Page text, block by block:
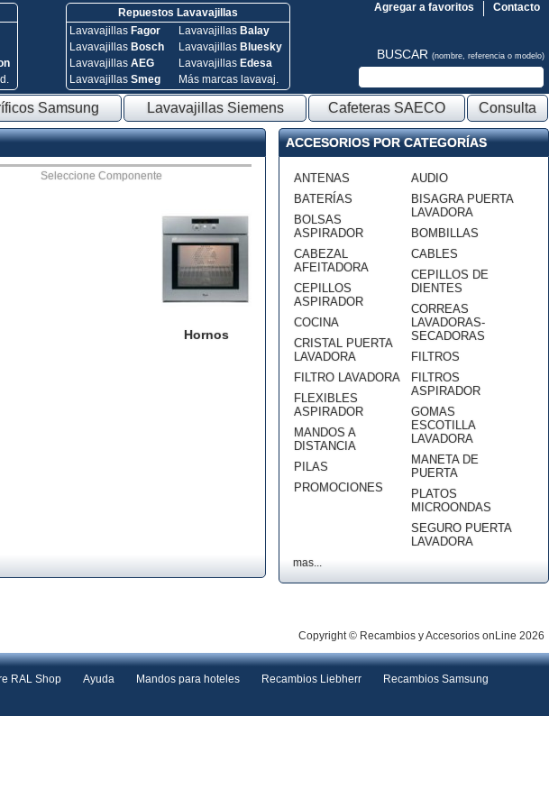
Repuestos Lavavajillas
Lavavajillas Fagor
Lavavajillas Bosch
Lavavajillas AEG
Lavavajillas Smeg
Lavavajillas Balay
Lavavajillas Bluesky
Lavavajillas Edesa
Más marcas lavavaj.
Contacto
Agregar a favoritos
BUSCAR (nombre, referencia o modelo)
Samsung Lavavajillas Siemens Cafeteras SAECO Consulta
Seleccione Componente
Hornos
ACCESORIOS POR CATEGORÍAS
ANTENAS
BATERÍAS
BOLSAS
ASPIRADOR
CABEZAL
AFEITADORA
CEPILLOS
ASPIRADOR
COCINA
CRISTAL PUERTA
LAVADORA
FILTRO LAVADORA
FLEXIBLES
ASPIRADOR
MANDOS A
DISTANCIA
PILAS
PROMOCIONES
AUDIO
BISAGRA PUERTA
LAVADORA
BOMBILLAS
CABLES
CEPILLOS DE
DIENTES
CORREAS
LAVADORAS-
SECADORAS
FILTROS
FILTROS
ASPIRADOR
GOMAS
ESCOTILLA
LAVADORA
MANETA DE
PUERTA
PLATOS
MICROONDAS
SEGURO PUERTA
LAVADORA
mas...
Copyright © Recambios y Accesorios onLine 2026
RAL Shop Ayuda Mandos para hoteles Recambios Liebherr
Recambios Samsung